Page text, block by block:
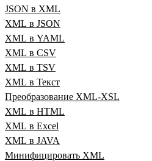
JSON в XML
XML в JSON
XML в YAML
XML в CSV
XML в TSV
XML в Текст
Преобразование XML‑XSL
XML в HTML
XML в Excel
XML в JAVA
Минифицировать XML